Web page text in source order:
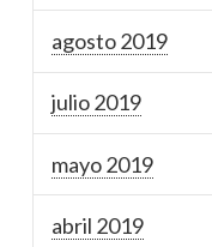
agosto 2019
julio 2019
mayo 2019
abril 2019